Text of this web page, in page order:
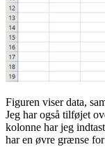
Figuren viser data,
Jeg har også tilføjet
kolonne har jeg
har en øvre grænse